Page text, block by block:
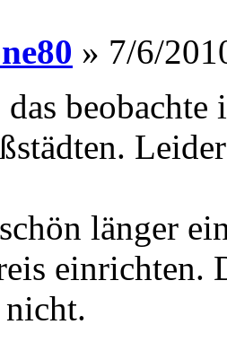
» 7/6/
länger
einrichten.